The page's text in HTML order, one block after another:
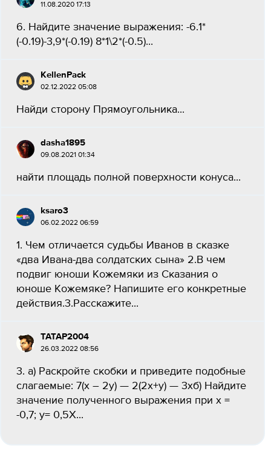
11.08.2020 17:13
6. Найдите значение выражения: -6.1*
(-0.19)-3,9*(-0.19) 8*1\2*(-0.5)...
KellenPack
02.12.2022 05:08
Найди сторону Прямоугольника...
dasha1895
09.08.2021 01:34
найти площадь полной поверхности конуса...
ksaro3
06.02.2022 06:59
1. Чем отличается судьбы Иванов в сказке
«два Ивана-два солдатских сына» 2.В чем
подвиг юноши Кожемяки из Сказания о
юноше Кожемяке? Напишите его конкретные
действия.3.Расскажите...
TATAP2004
26.03.2022 08:56
3. а) Раскройте скобки и приведите подобные
слагаемые: 7(х – 2y) — 2(2x+y) — 3хб) Найдите
значение полученного выражения при х =
-0,7; y= 0,5X...